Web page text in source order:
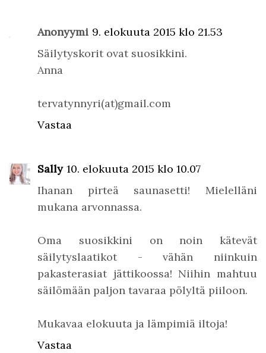
Anonyymi 9. elokuuta 2015 klo 21.53
Säilytyskorit ovat suosikkini.
Anna
tervatynnyri(at)gmail.com
Vastaa
Sally 10. elokuuta 2015 klo 10.07
Ihanan pirteä saunasetti! Mielelläni
mukana arvonnassa.
Oma suosikkini on noin kätevät
säilytyslaatikot - vähän niinkuin
pakasterasiat jättikoossa! Niihin mahtuu
säilömään paljon tavaraa pölyltä piiloon.
Mukavaa elokuuta ja lämpimiä iltoja!
Vastaa